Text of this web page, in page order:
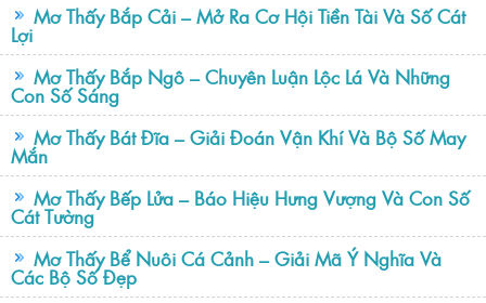
Mơ Thấy Bắp Cải – Mở Ra Cơ Hội Tiền Tài Và Số Cát
Lợi
Mơ Thấy Bắp Ngô – Chuyên Luận Lộc Lá Và Những
Con Số Sáng
Mơ Thấy Bát Đĩa – Giải Đoán Vận Khí Và Bộ Số May
Mắn
Mơ Thấy Bếp Lửa – Báo Hiệu Hưng Vượng Và Con Số
Cát Tường
Mơ Thấy Bể Nuôi Cá Cảnh – Giải Mã Ý Nghĩa Và
Các Bộ Số Đẹp